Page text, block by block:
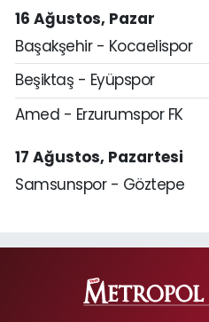
16 Ağustos, Pazar
Başakşehir - Kocaelispor
Beşiktaş - Eyüpspor
Amed - Erzurumspor FK
17 Ağustos, Pazartesi
Samsunspor - Göztepe